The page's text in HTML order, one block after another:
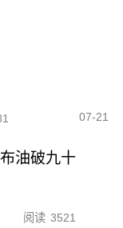
07-21
油破九十
阅读 3521